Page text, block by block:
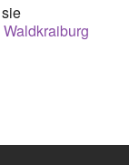
Kontakt